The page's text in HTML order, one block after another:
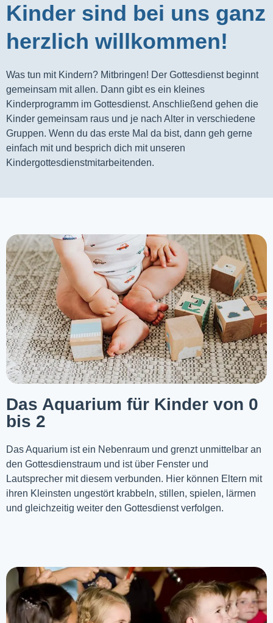
Kinder sind bei uns ganz
herzlich willkommen!
Was tun mit Kindern? Mitbringen! Der Gottesdienst beginnt
gemeinsam mit allen. Dann gibt es ein kleines
Kinderprogramm im Gottesdienst. Anschließend gehen die
Kinder gemeinsam raus und je nach Alter in verschiedene
Gruppen. Wenn du das erste Mal da bist, dann geh gerne
einfach mit und besprich dich mit unseren
Kindergottesdienstmitarbeitenden.
Das Aquarium für Kinder von 0
bis 2
Das Aquarium ist ein Nebenraum und grenzt unmittelbar an
den Gottesdienstraum und ist über Fenster und
Lautsprecher mit diesem verbunden. Hier können Eltern mit
ihren Kleinsten ungestört krabbeln, stillen, spielen, lärmen
und gleichzeitig weiter den Gottesdienst verfolgen.